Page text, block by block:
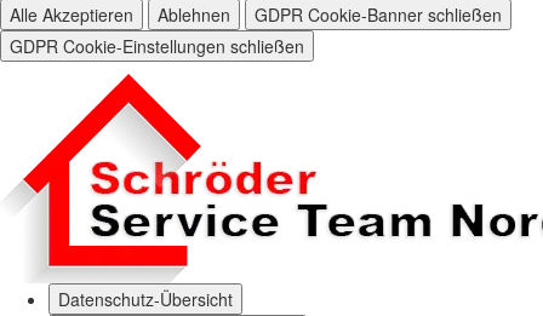
Alle Akzeptieren
Ablehnen
GDPR Cookie-Banner schließen
GDPR Cookie-Einstellungen schließen
Datenschutz-Übersicht